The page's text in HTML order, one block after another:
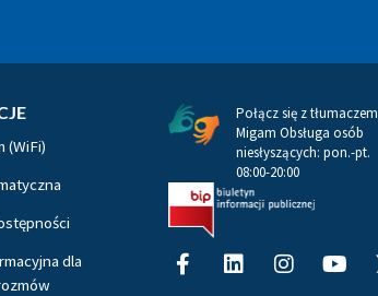
(WiFi)
dla
Połącz się z tłumaczem
Migam Obsługa osób
niesłyszących: pon.-pt.
08:00-20:00
Facebook-
f
LinkedinInstagram